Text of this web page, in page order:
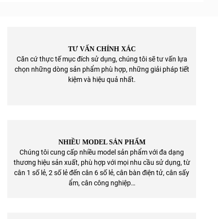
TƯ VẤN CHÍNH XÁC
Căn cứ thực tế mục đích sử dụng, chúng tôi sẽ tư vấn lựa
chọn những dòng sản phẩm phù hợp, những giải pháp tiết
kiệm và hiệu quả nhất.
NHIỀU MODEL SẢN PHẨM
Chúng tôi cung cấp nhiều model sản phẩm với đa dạng
thương hiệu sản xuất, phù hợp với mọi nhu cầu sử dụng, từ
cân 1 số lẻ, 2 số lẻ đến cân 6 số lẻ, cân bàn điện tử, cân sấy
ẩm, cân công nghiệp…